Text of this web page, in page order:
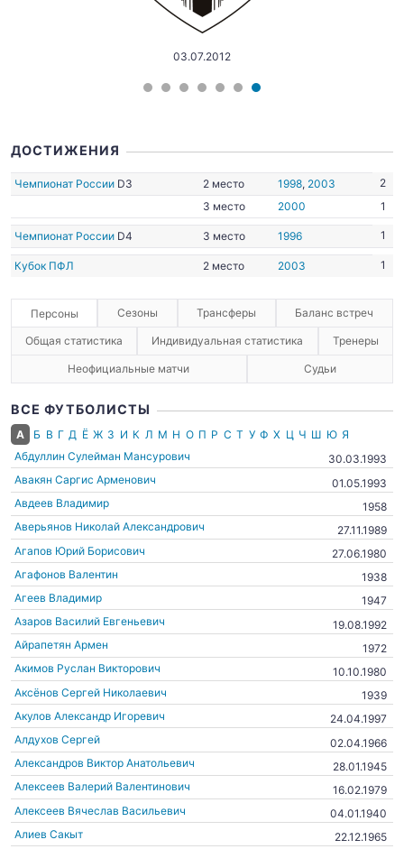
03.07.2012
ДОСТИЖЕНИЯ
Чемпионат РоссииD3 2 место 1998, 2003
2
3 место
2000 1
Чемпионат РоссииD4 3 место 1996 1
Кубок ПФЛ 2 место 2003 1
Персоны Сезоны Трансферы Баланс встреч
Общая статистика Индивидуальная статистика Тренеры
Неофициальные матчи Судьи
ВСЕ ФУТБОЛИСТЫ
А Б В Г Д Ё Ж З И К Л М Н О П Р С Т У Ф Х Ц Ч Ш Ю Я
Абдуллин Сулейман Мансурович
30.03.1993
Авакян Саргис Арменович
01.05.1993
Авдеев Владимир
1958
Аверьянов Николай Александрович
27.11.1989
Агапов Юрий Борисович
27.06.1980
Агафонов Валентин
1938
Агеев Владимир
1947
Азаров Василий Евгеньевич
19.08.1992
Айрапетян Армен
1972
Акимов Руслан Викторович
10.10.1980
Аксёнов Сергей Николаевич
1939
Акулов Александр Игоревич
24.04.1997
Алдухов Сергей
02.04.1966
Александров Виктор Анатольевич
28.01.1945
Алексеев Валерий Валентинович
16.02.1979
Алексеев Вячеслав Васильевич
04.01.1940
Алиев Сакыт
22.12.1965